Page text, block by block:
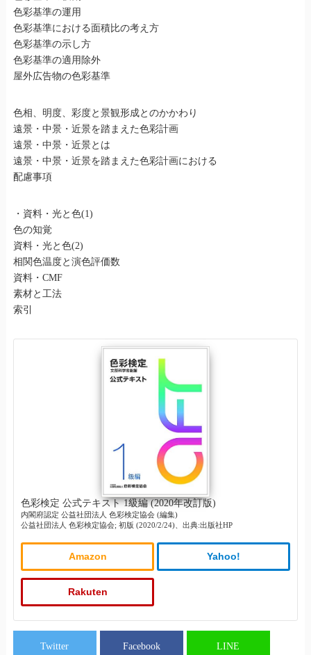
色彩基準の運用
色彩基準における面積比の考え方
色彩基準の示し方
色彩基準の適用除外
屋外広告物の色彩基準
色相、明度、彩度と景観形成とのかかわり
遠景・中景・近景を踏まえた色彩計画
遠景・中景・近景とは
遠景・中景・近景を踏まえた色彩計画における
配慮事項
・資料・光と色(1)
色の知覚
資料・光と色(2)
相関色温度と演色評価数
資料・CMF
素材と工法
索引
色彩検定 公式テキスト 1級編 (2020年改訂版)
内閣府認定 公益社団法人 色彩検定協会 (編集)
公益社団法人 色彩検定協会; 初版 (2020/2/24)、出典:出版社HP
Amazon Yahoo!
Rakuten
Twitter Facebook LINE